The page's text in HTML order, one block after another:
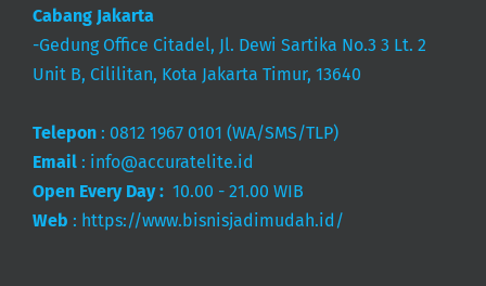
Cabang Jakarta
-Gedung Office Citadel, Jl. Dewi Sartika No.3 3 Lt. 2
Unit B, Cililitan, Kota Jakarta Timur, 13640
Telepon : 0812 1967 0101 (WA/SMS/TLP)
Email : info@accuratelite.id
Open Every Day : 10.00 - 21.00 WIB
Web : https://www.bisnisjadimudah.id/